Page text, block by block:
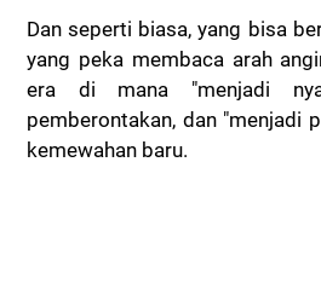
Dan seperti biasa, yang bisa
yang peka membaca arah
era di mana "menjadi
pemberontakan, dan "menjadi
kemewahan baru.